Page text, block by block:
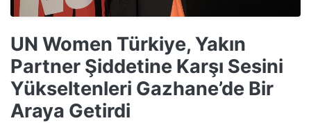
UN Women Türkiye, Yakın
Partner Şiddetine Karşı Sesini
Yükseltenleri Gazhane’de Bir
Araya Getirdi